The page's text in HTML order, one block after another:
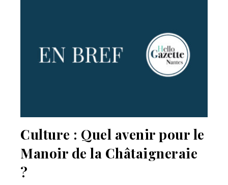
Culture : Quel avenir pour le
Manoir de la Châtaigneraie
?